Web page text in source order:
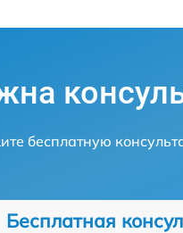
бесплатную
Бесплатная